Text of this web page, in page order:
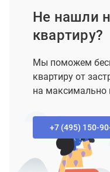
Не нашли
квартиру?
Мы поможем
квартиру от
на максимально
+7 (495) 150-